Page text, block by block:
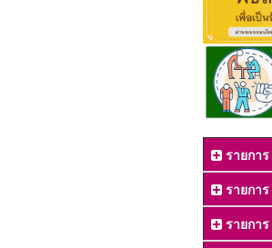
รายการ
รายการ
รายการ